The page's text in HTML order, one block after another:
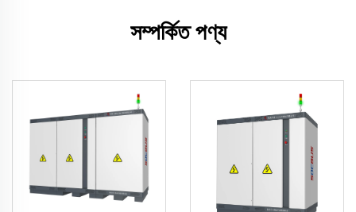
সম্পর্কিত পণ্য